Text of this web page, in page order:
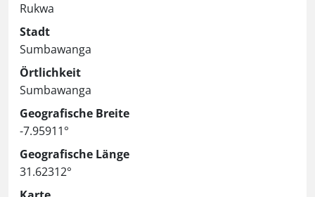
Rukwa
Stadt
Sumbawanga
Örtlichkeit
Sumbawanga
Geografische Breite
-7.95911°
Geografische Länge
31.62312°